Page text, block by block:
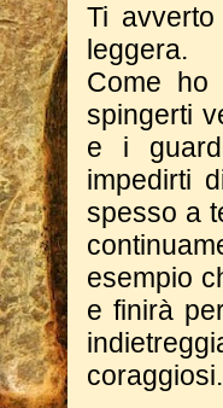
Ti
leggera.
Come ho
spingerti
e i
impedirti
spesso a
esempio
e finirà
coraggiosi.